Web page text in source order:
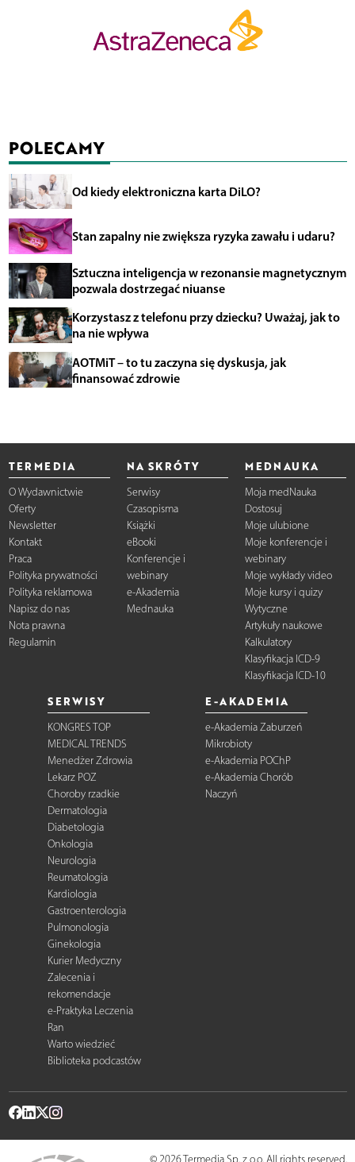
POLECAMY
Od kiedy elektroniczna karta DiLO?
Stan zapalny nie zwiększa ryzyka zawału i udaru?
Sztuczna inteligencja w rezonansie magnetycznym
pozwala dostrzegać niuanse
Korzystasz z telefonu przy dziecku? Uważaj, jak to
na nie wpływa
AOTMiT – to tu zaczyna się dyskusja, jak
finansować zdrowie
TERMEDIA
O Wydawnictwie
Oferty
Newsletter
Kontakt
Praca
Polityka prywatności
Polityka reklamowa
Napisz do nas
Nota prawna
Regulamin
NA SKRÓTY
Serwisy
Czasopisma
Książki
eBooki
Konferencje i
webinary
e-Akademia
Mednauka
MEDNAUKA
Moja medNauka
Dostosuj
Moje ulubione
Moje konferencje i
webinary
Moje wykłady video
Moje kursy i quizy
Wytyczne
Artykuły naukowe
Kalkulatory
Klasyfikacja ICD-9
Klasyfikacja ICD-10
SERWISY
KONGRES TOP
MEDICAL TRENDS
Menedżer Zdrowia
Lekarz POZ
Choroby rzadkie
Dermatologia
Diabetologia
Onkologia
Neurologia
Reumatologia
Kardiologia
Gastroenterologia
Pulmonologia
Ginekologia
Kurier Medyczny
Zalecenia i
rekomendacje
e-Praktyka Leczenia
Ran
Warto wiedzieć
Biblioteka podcastów
E-AKADEMIA
e-Akademia Zaburzeń
Mikrobioty
e-Akademia POChP
e-Akademia Chorób
Naczyń
© 2026 Termedia Sp. z o.o. All rights reserved.